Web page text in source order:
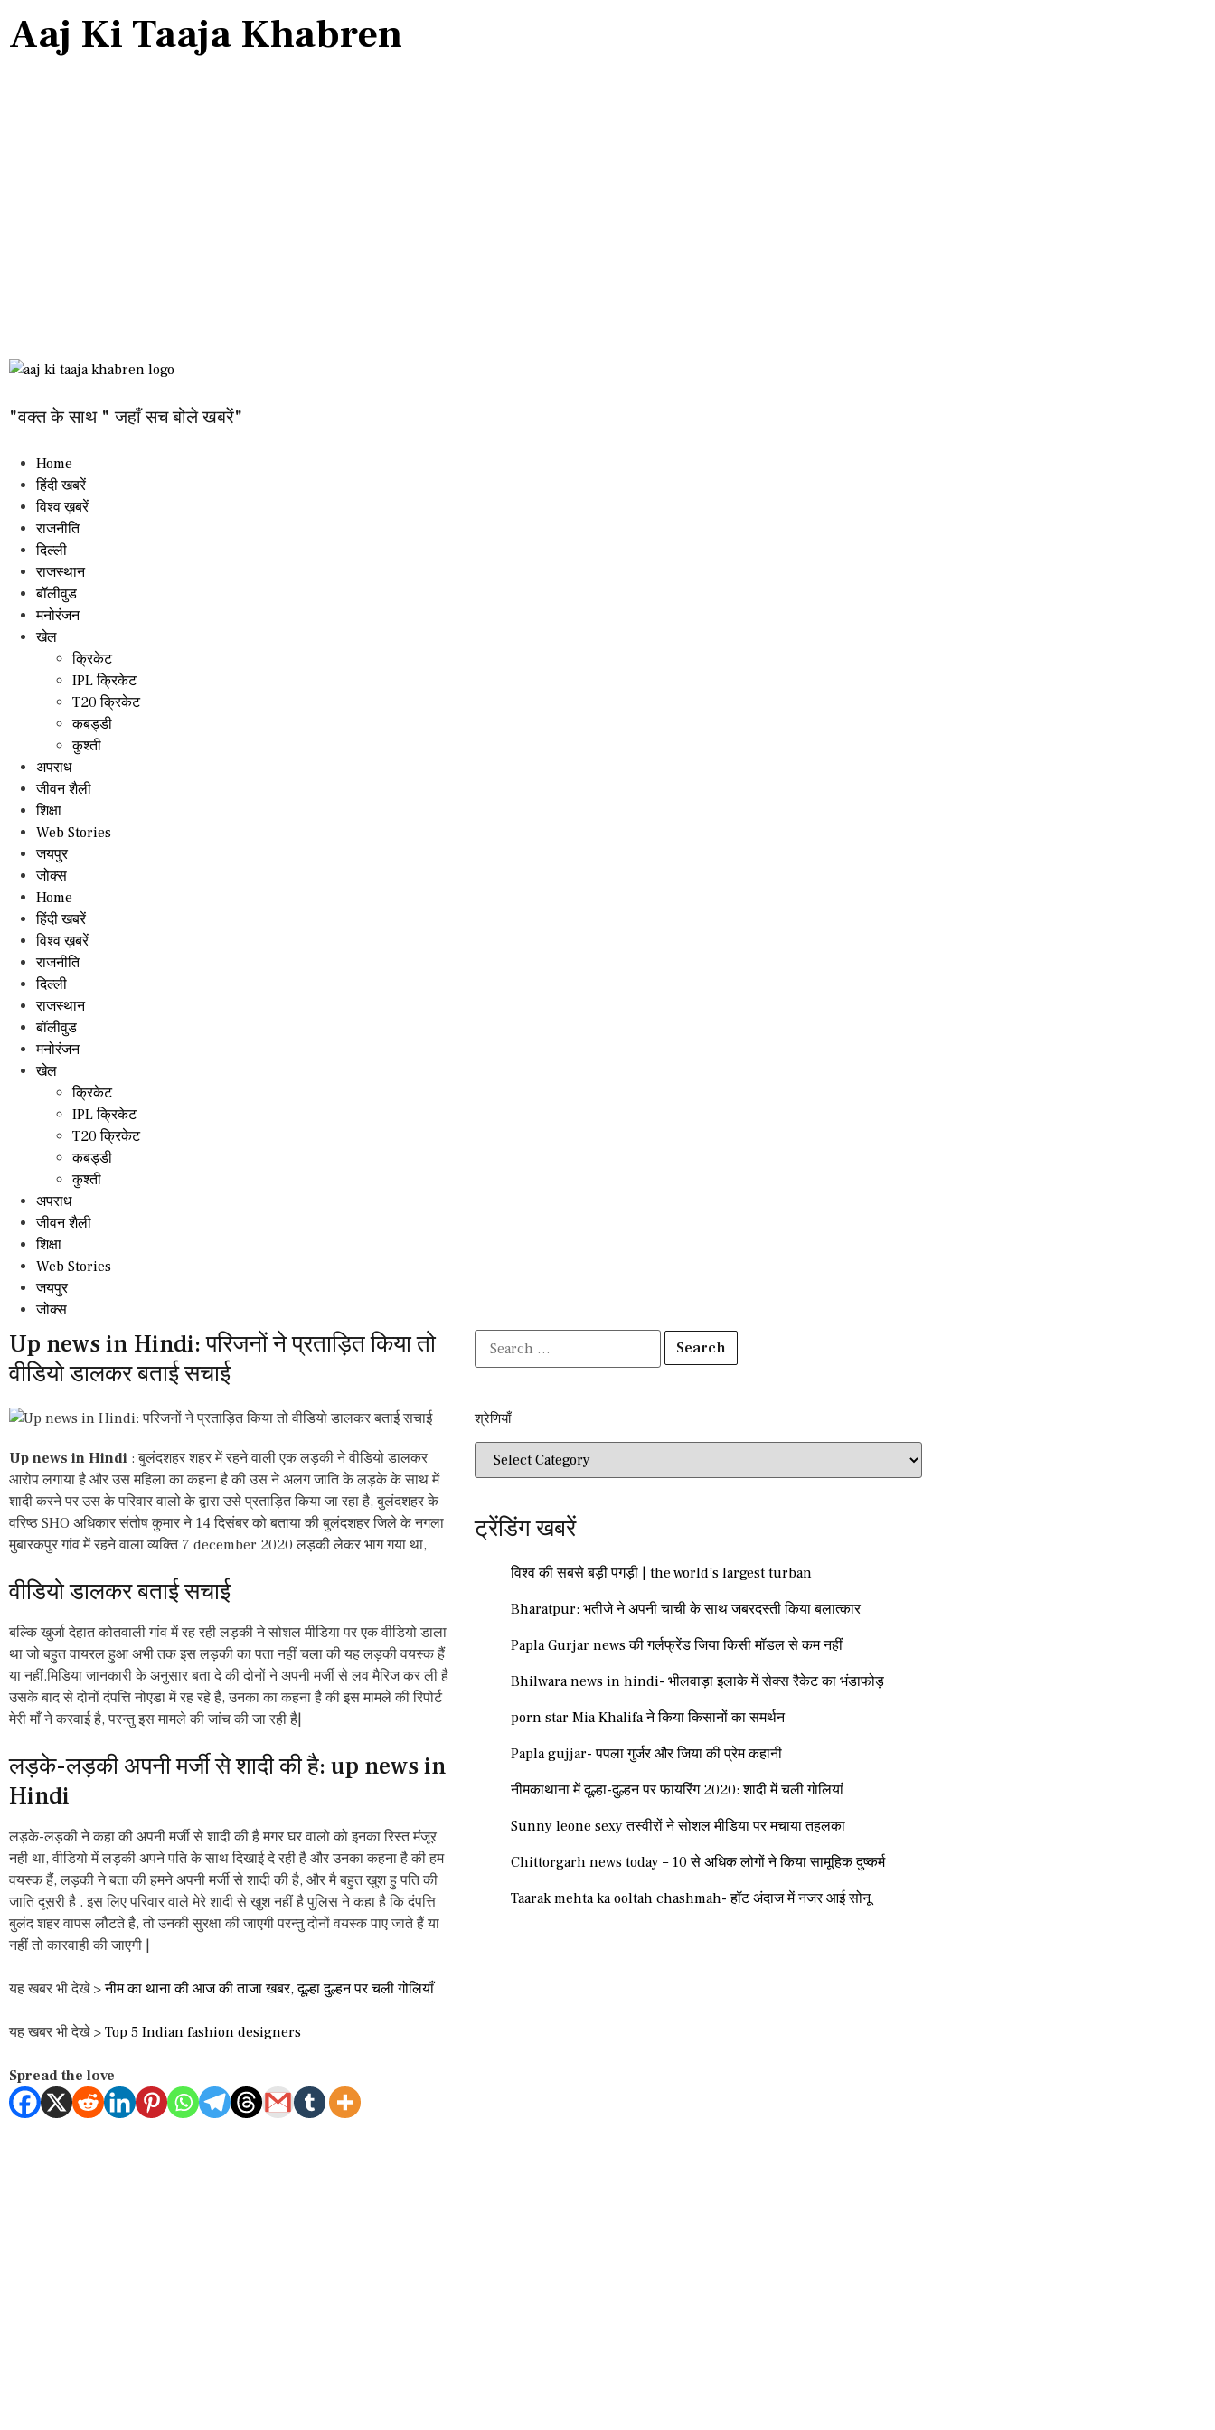
Aaj Ki Taaja Khabren
"वक्त के साथ " जहाँ सच बोले खबरें"
Home
हिंदी खबरें
विश्व ख़बरें
राजनीति
दिल्ली
राजस्थान
बॉलीवुड
मनोरंजन
खेल
क्रिकेट
IPL क्रिकेट
T20 क्रिकेट
कबड्डी
कुश्ती
अपराध
जीवन शैली
शिक्षा
Web Stories
जयपुर
जोक्स
Home
हिंदी खबरें
विश्व ख़बरें
राजनीति
दिल्ली
राजस्थान
बॉलीवुड
मनोरंजन
खेल
क्रिकेट
IPL क्रिकेट
T20 क्रिकेट
कबड्डी
कुश्ती
अपराध
जीवन शैली
शिक्षा
Web Stories
जयपुर
जोक्स
Up news in Hindi: परिजनों ने प्रताड़ित किया तो
वीडियो डालकर बताई सचाई
Up news in Hindi : बुलंदशहर शहर में रहने वाली एक लड़की ने वीडियो डालकर
आरोप लगाया है और उस महिला का कहना है की उस ने अलग जाति के लड़के के साथ में
शादी करने पर उस के परिवार वालो के द्वारा उसे प्रताड़ित किया जा रहा है, बुलंदशहर के
वरिष्ठ SHO अधिकार संतोष कुमार ने 14 दिसंबर को बताया की बुलंदशहर जिले के नगला
मुबारकपुर गांव में रहने वाला व्यक्ति 7 december 2020 लड़की लेकर भाग गया था,
वीडियो डालकर बताई सचाई
बल्कि खुर्जा देहात कोतवाली गांव में रह रही लड़की ने सोशल मीडिया पर एक वीडियो डाला
था जो बहुत वायरल हुआ अभी तक इस लड़की का पता नहीं चला की यह लड़की वयस्क हैं
या नहीं.मिडिया जानकारी के अनुसार बता दे की दोनों ने अपनी मर्जी से लव मैरिज कर ली है
उसके बाद से दोनों दंपत्ति नोएडा में रह रहे है, उनका का कहना है की इस मामले की रिपोर्ट
मेरी माँ ने करवाई है, परन्तु इस मामले की जांच की जा रही है|
लड़के-लड़की अपनी मर्जी से शादी की है: up news in
Hindi
लड़के-लड़की ने कहा की अपनी मर्जी से शादी की है मगर घर वालो को इनका रिस्त मंजूर
नही था, वीडियो में लड़की अपने पति के साथ दिखाई दे रही है और उनका कहना है की हम
वयस्क हैं, लड़की ने बता की हमने अपनी मर्जी से शादी की है, और मै बहुत खुश हु पति की
जाति दूसरी है . इस लिए परिवार वाले मेरे शादी से खुश नहीं है पुलिस ने कहा है कि दंपत्ति
बुलंद शहर वापस लौटते है, तो उनकी सुरक्षा की जाएगी परन्तु दोनों वयस्क पाए जाते हैं या
नहीं तो कारवाही की जाएगी |
यह खबर भी देखे >नीम का थाना की आज की ताजा खबर, दूल्हा दुल्हन पर चली गोलियाँ
यह खबर भी देखे > Top 5 Indian fashion designers
Spread the love
श्रेणियाँ​​
ट्रेंडिंग खबरें
विश्व की सबसे बड़ी पगड़ी | the world’s largest turban
Bharatpur: भतीजे ने अपनी चाची के साथ जबरदस्ती किया बलात्कार
Papla Gurjar news की गर्लफ्रेंड जिया किसी मॉडल से कम नहीं
Bhilwara news in hindi- भीलवाड़ा इलाके में सेक्स रैकेट का भंडाफोड़
porn star Mia Khalifa ने किया किसानों का समर्थन
Papla gujjar- पपला गुर्जर और जिया की प्रेम कहानी
नीमकाथाना में दूल्हा-दुल्हन पर फायरिंग 2020: शादी में चली गोलियां
Sunny leone sexy तस्वीरों ने सोशल मीडिया पर मचाया तहलका
Chittorgarh news today – 10 से अधिक लोगों ने किया सामूहिक दुष्कर्म
Taarak mehta ka ooltah chashmah- हॉट अंदाज में नजर आई सोनू